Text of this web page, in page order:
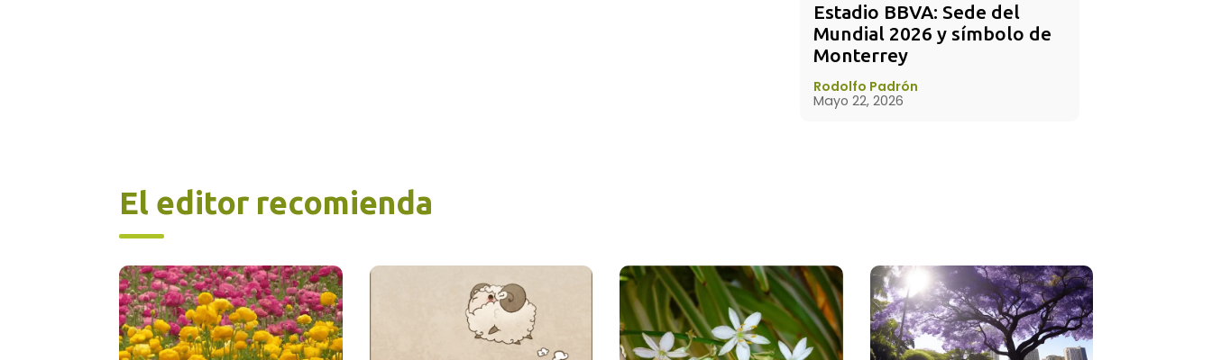
Este último día de sucalendariocorresponde
Estadio BBVA: Sede del
Mundial 2026 y símbolo de
Monterrey
Rodolfo Padrón
Mayo 22, 2026
El editor recomienda